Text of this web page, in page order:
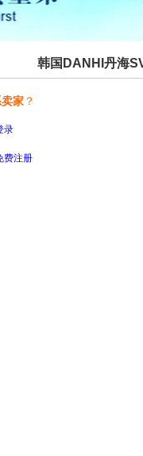
韩国DANHI丹海
家 ？
录
费注册